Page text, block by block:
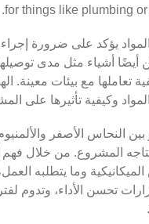
for things like plumbing
المواد يؤكد على ضرورة
أيضًا أشياء مثل مدى توصيلها
تعاملها مع بيئات معينة.
وكيفية تأثيرها على
بين النحاس الأصفر
المشروع. من خلال فهم
وما يتطلبه
تحسن الأداء، وتدوم